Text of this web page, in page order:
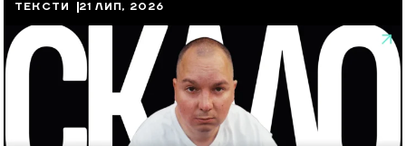
ТЕКСТИ 21 ЛИП, 2026